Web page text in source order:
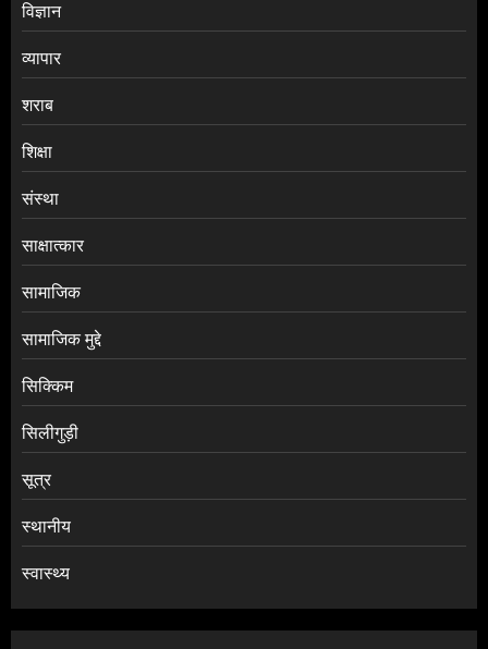
विज्ञान
व्यापार
शराब
शिक्षा
संस्था
साक्षात्कार
सामाजिक
सामाजिक मुद्दे
सिक्किम
सिलीगुड़ी
सूत्र
स्थानीय
स्वास्थ्य